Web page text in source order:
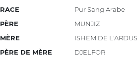
RACE
Pur Sang Arabe
PÈRE
MUNJIZ
MÈRE
ISHEM DE L'ARDUS
PÈRE DE MÈRE
DJELFOR